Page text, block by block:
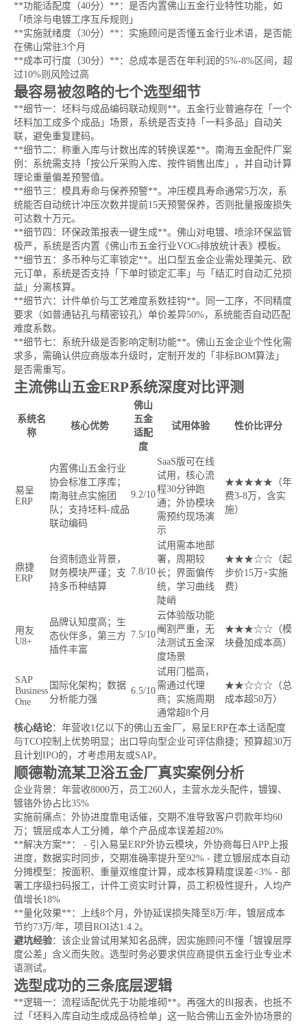
**功能适配度（40分）**：是否内置佛山五金行业特性功能，如
「喷涂与电镀工序互斥规则」
**实施就绪度（30分）**：实施顾问是否懂五金行业术语，是否能
在佛山常驻3个月
**成本可行度（30分）**：总成本是否在年利润的5%-8%区间，超
过10%则风险过高
最容易被忽略的七个选型细节
**细节一：坯料与成品编码联动规则**。五金行业普遍存在「一个
坯料加工成多个成品」场景，系统是否支持「一料多品」自动关
联，避免重复建码。
**细节二：称重入库与计数出库的转换误差**。南海五金配件厂案
例：系统需支持「按公斤采购入库、按件销售出库」，并自动计算
理论重量偏差预警值。
**细节三：模具寿命与保养预警**。冲压模具寿命通常5万次，系
统能否自动统计冲压次数并提前15天预警保养，否则批量报废损失
可达数十万元。
**细节四：环保政策报表一键生成**。佛山对电镀、喷涂环保监管
极严，系统是否内置《佛山市五金行业VOCs排放统计表》模板。
**细节五：多币种与汇率锁定**。出口型五金企业需处理美元、欧
元订单，系统是否支持「下单时锁定汇率」与「结汇时自动汇兑损
益」分离核算。
**细节六：计件单价与工艺难度系数挂钩**。同一工序，不同精度
要求（如普通钻孔与精密铰孔）单价差异50%，系统能否自动匹配
难度系数。
**细节七：系统升级是否影响定制功能**。佛山五金企业个性化需
求多，需确认供应商版本升级时，定制开发的「非标BOM算法」
是否需重写。
主流佛山五金ERP系统深度对比评测
系统名
称
核心优势
佛山
五金
适配
度
试用体验 性价比评分
易呈
ERP
内置佛山五金行业
协会标准工序库；
南海驻点实施团
队；支持坯料-成品
联动编码
9.2/10
SaaS版可在线
试用，核心流
程30分钟跑
通；外协模块
需预约现场演
示
★★★★★（年
费3-8万，含实
施）
鼎捷
ERP
台资制造业背景，
财务模块严谨；支
持多币种结算
7.8/10
试用需本地部
署，周期较
长；界面偏传
统，学习曲线
陡峭
★★★☆☆（起
步价15万+实施
费）
用友
U8+
品牌认知度高；生
态伙伴多，第三方
插件丰富
7.5/10
云体验版功能
阉割严重，无
法测试五金深
度场景
★★★☆☆（模
块叠加成本高）
SAP
Business
One
国际化架构；数据
分析能力强
6.5/10
试用门槛高，
需通过代理
商；实施周期
通常超8个月
★★☆☆☆（总
成本超50万）
核心结论：年营收1亿以下的佛山五金厂，易呈ERP在本土适配度
与TCO控制上优势明显；出口导向型企业可评估鼎捷；预算超30万
且计划IPO的，才考虑用友或SAP。
顺德勒流某卫浴五金厂真实案例分析
企业背景：年营收8000万，员工260人，主营水龙头配件，镀镍、
镀铬外协占比35%
实施前痛点：外协进度靠电话催，交期不准导致客户罚款年均60
万；镀层成本人工分摊，单个产品成本误差超20%
**解决方案**： - 引入易呈ERP外协云模块，外协商每日APP上报
进度，数据实时同步，交期准确率提升至92% - 建立镀层成本自动
分摊模型：按面积、重量双维度计算，成本核算精度误差<3% - 部
署工序级扫码报工，计件工资实时计算，员工积极性提升，人均产
值增长18%
**量化效果**：上线8个月，外协延误损失降至8万/年，镀层成本
节约73万/年，项目ROI达1:4.2。
避坑经验：该企业曾试用某知名品牌，因实施顾问不懂「镀镍层厚
度公差」含义而失败。选型时务必要求供应商提供五金行业专业术
语测试。
选型成功的三条底层逻辑
**逻辑一：流程适配优先于功能堆砌**。再强大的BI报表，也抵不
过「坯料入库自动生成成品待检单」这一贴合佛山五金外协场景的